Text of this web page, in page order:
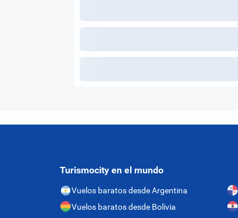
Turismocity en el mundo
Vuelos baratos desde Argentina
Vuelos baratos desde Bolivia